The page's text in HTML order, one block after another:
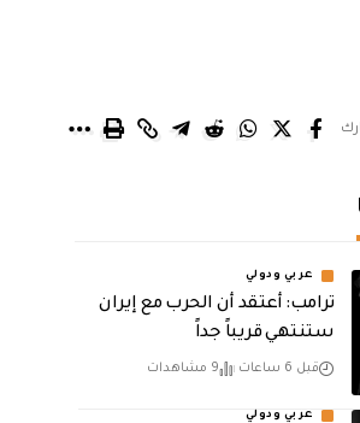
عربي ودولي
‏ترامب: أعتقد أن الحرب مع إيران
ستنتهي قريباً جداً
قبل 6 ساعات 9 مشاهدات
عربي ودولي